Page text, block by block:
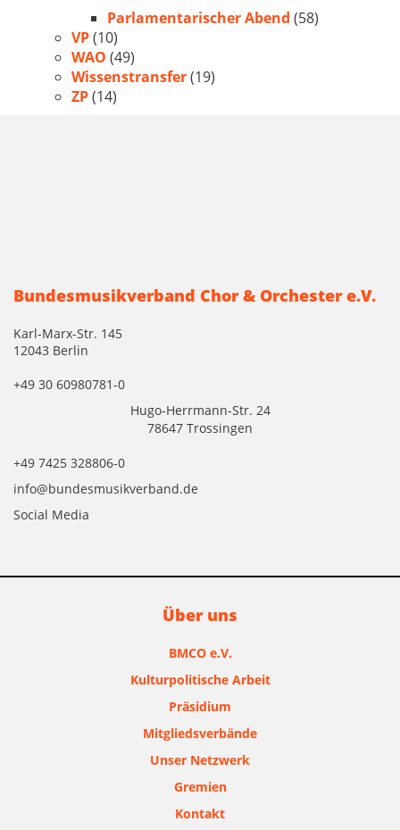
Parlamentarischer Abend (58)
VP(10)
WAO (49)
Wissenstransfer(19)
ZP(14)
Bundesmusikverband Chor & Orchester e.V.
Karl-Marx-Str. 145
12043 Berlin
+49 30 60980781-0
Hugo-Herrmann-Str. 24
78647 Trossingen
+49 7425 328806-0
info@bundesmusikverband.de
Social Media
Über uns
BMCO e.V.
Kulturpolitische Arbeit
Präsidium
Mitgliedsverbände
Unser Netzwerk
Gremien
Kontakt